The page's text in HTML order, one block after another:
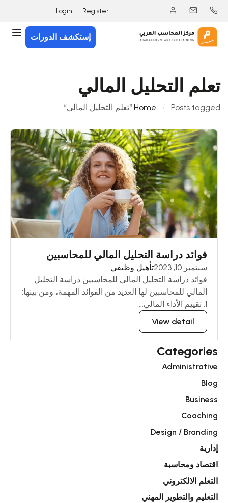
Register
Login
إستكشف الدورات
تعلم التحليل المالي
Home Posts tagged “تعلم التحليل المالي”
فوائد دراسة التحليل المالي للمحاسبين
سبتمبر 10, 2023
تأهيل وظيفي
فوائد دراسة التحليل المالي للمحاسبين دراسة التحليل
المالي للمحاسبين لها العديد من الفوائد المهمة، ومن بينها:
1. تقييم الأداء المالي:...
View detail
Categories
Administrative
Blog
Business
Coaching
Design / Branding
إدارية
اقتصاد ومحاسبة
التعلم الالكتروني
التعليم والتطوير المهني